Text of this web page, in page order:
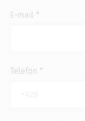
E-mail
Telefon